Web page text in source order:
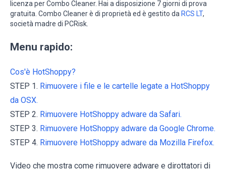
licenza per Combo Cleaner. Hai a disposizione 7 giorni di prova
gratuita. Combo Cleaner è di proprietà ed è gestito da RCS LT,
società madre di PCRisk.
Menu rapido:
Cos'è HotShoppy?
STEP 1. Rimuovere i file e le cartelle legate a HotShoppy
da OSX.
STEP 2. Rimuovere HotShoppy adware da Safari.
STEP 3. Rimuovere HotShoppy adware da Google Chrome.
STEP 4. Rimuovere HotShoppy adware da Mozilla Firefox.
Video che mostra come rimuovere adware e dirottatori di